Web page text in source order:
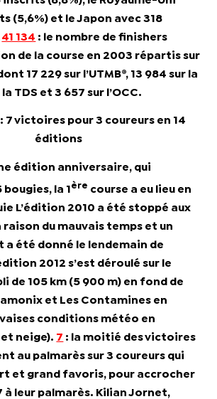
(5,6%) et le Japon avec 318
41 134 : le nombre de finishers
de la course en 2003 répartis sur
17 229 sur l’UTMB®, 13 984 sur la
TDS et 3 657 sur l’OCC.
: 7 victoires pour 3 coureurs en 14
éditions
édition anniversaire, qui
bougies, la 1 ère course a eu lieu en
L’édition 2010 a été stoppé aux
du mauvais temps et un
a été donné le lendemain de
2012 s’est déroulé sur le
de 105 km (5 900 m) en fond de
et Les Contamines en
conditions météo en
neige). 7 : la moitié des victoires
au palmarès sur 3 coureurs qui
et grand favoris, pour accrocher
à leur palmarès. Kilian Jornet,